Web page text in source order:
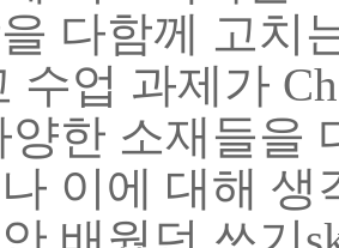
다함께 고치
수업 과제가
양한 소재들을
이에 대해